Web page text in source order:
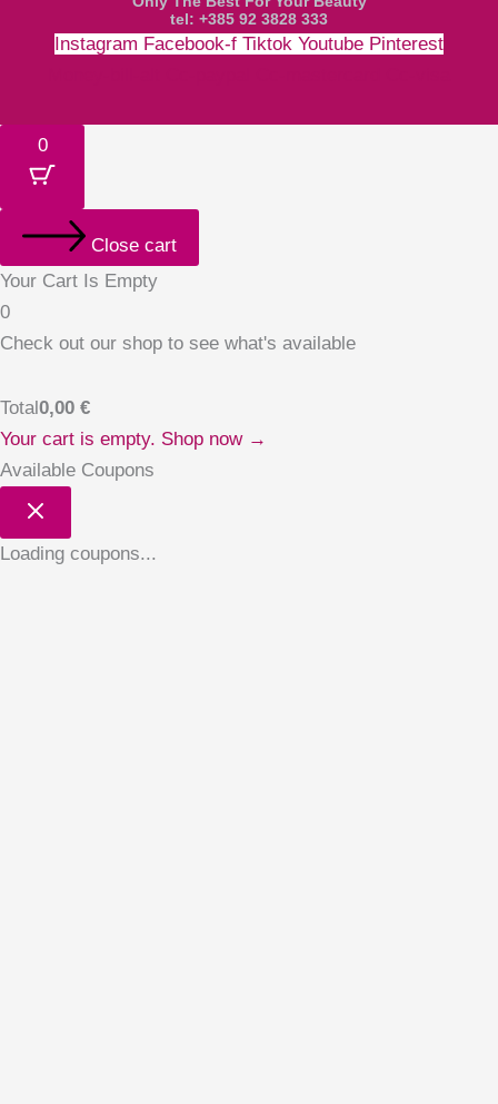
tel: +385 92 3828 333
Instagram Facebook-f Tiktok Youtube Pinterest
0
Close cart
Your Cart Is Empty
0
Check out our shop to see what's available
Total0,00 €
Your cart is empty. Shop now →
Available Coupons
Loading coupons...